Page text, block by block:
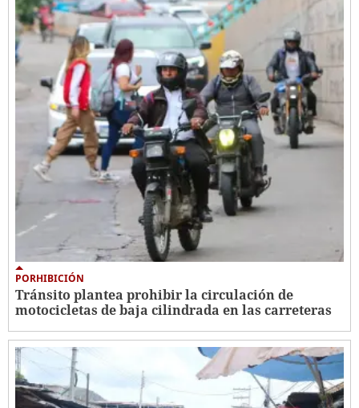
PORHIBICIÓN
Tránsito plantea prohibir la circulación de
motocicletas de baja cilindrada en las carreteras